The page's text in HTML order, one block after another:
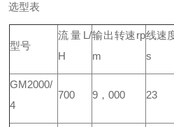
选型表
型号
流量 L/
H
输出转速rp
m
线速
s
GM2000/
4
700 9 ， 000 23